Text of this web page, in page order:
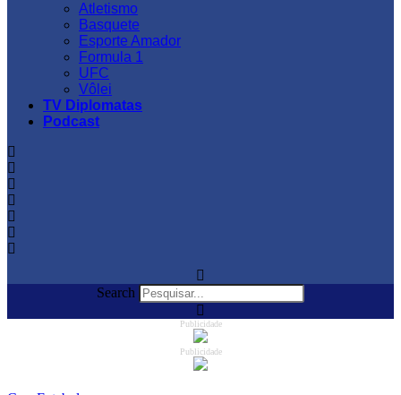
Atletismo
Basquete
Esporte Amador
Formula 1
UFC
Vôlei
TV Diplomatas
Podcast
Search
Publicidade
Publicidade